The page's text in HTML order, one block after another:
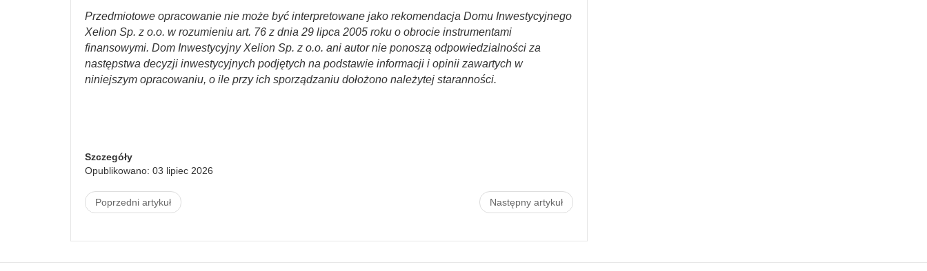
Przedmiotowe opracowanie nie może być interpretowane jako rekomendacja Domu Inwestycyjnego
Xelion Sp. z o.o. w rozumieniu art. 76 z dnia 29 lipca 2005 roku o obrocie instrumentami
finansowymi. Dom Inwestycyjny Xelion Sp. z o.o. ani autor nie ponoszą odpowiedzialności za
następstwa decyzji inwestycyjnych podjętych na podstawie informacji i opinii zawartych w
niniejszym opracowaniu, o ile przy ich sporządzaniu dołożono należytej staranności.
Szczegóły
Opublikowano: 03 lipiec 2026
Poprzedni artykuł Następny artykuł